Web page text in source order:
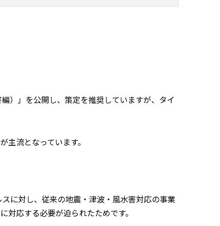
）」を公開し、策定を推奨していますが、タイ
が主流となっています。
に対し、従来の地震・津波・風水害対応の事業
応する必要が迫られたためです。